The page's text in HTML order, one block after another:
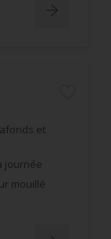
et
journée
mouillé